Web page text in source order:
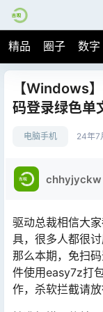
精品 圈子 数字
【Windows
码登录绿色单
电脑手机 24年7
chhyjyckw
驱动总裁相信大
具，很多人都很
那么本期，免扫
件使用easy7z打
作，杀软拦截请